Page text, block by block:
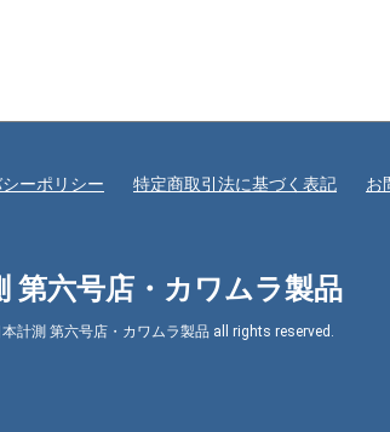
ーポリシー 特定商取引法に基づく表記 お
第六号店・カワムラ製品
計測 第六号店・カワムラ製品 all rights reserved.